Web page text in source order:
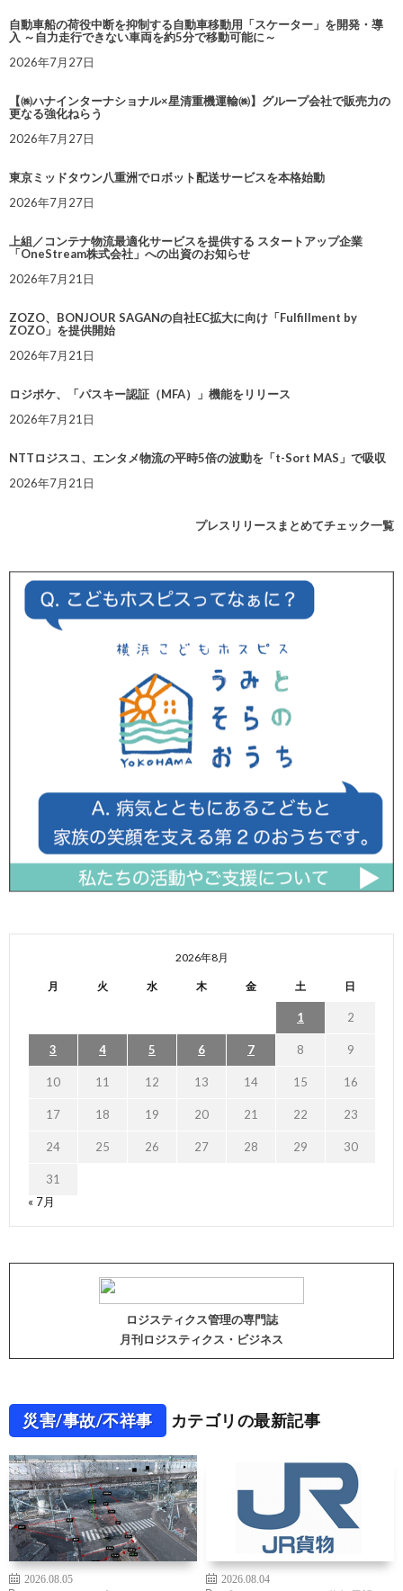
自動車船の荷役中断を抑制する自動車移動用「スケーター」を開発・導
入 ～自力走行できない車両を約5分で移動可能に～
2026年7月27日
【㈱ハナインターナショナル×星清重機運輸㈱】グループ会社で販売力の
更なる強化ねらう
2026年7月27日
東京ミッドタウン八重洲でロボット配送サービスを本格始動
2026年7月27日
上組／コンテナ物流最適化サービスを提供する スタートアップ企業
「OneStream株式会社」への出資のお知らせ
2026年7月21日
ZOZO、BONJOUR SAGANの自社EC拡大に向け「Fulfillment by
ZOZO」を提供開始
2026年7月21日
ロジポケ、「パスキー認証（MFA）」機能をリリース
2026年7月21日
NTTロジスコ、エンタメ物流の平時5倍の波動を「t-Sort MAS」で吸収
2026年7月21日
プレスリリースまとめてチェック一覧
2026年8月
月 火 水 木 金 土 日
1 2
3 4 5 6 7 8 9
10 11 12 13 14 15 16
17 18 19 20 21 22 23
24 25 26 27 28 29 30
31
« 7月
ロジスティクス管理の専門誌
月刊ロジスティクス・ビジネス
災害/事故/不祥事 カテゴリの最新記事
2026.08.05
2026.08.04